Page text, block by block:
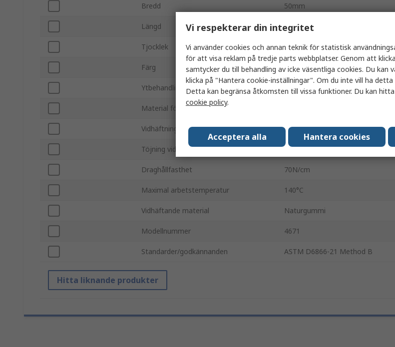
Bredd 50mm
Längd 25m
Tjocklek 0.28mm
Färg Neongul
Ytbehandling Gummi
Material för baksida
Vidhäftningsstyrka 3.8N/cm
Töjning vid brott 9%
Draghållfasthet 70N/cm
Maximal arbetstemperatur 140°C
Vidhäftande material Naturgummi
Modellnummer 4671
Standarder/godkännanden ASTM D6866-21 Method B
Hitta liknande produkter
Vi respekterar din integritet
Vi använder cookies och annan teknik för statistisk
för att visa reklam på tredje parts webbplatser. Genom att
samtycker du till behandling av icke väsentliga cookies. Du kan
klicka på "Hantera cookie-inställningar". Om du inte vill ha detta
Detta kan begränsa åtkomsten till vissa funktioner. Du kan
cookie policy.
Acceptera alla Hantera cookies